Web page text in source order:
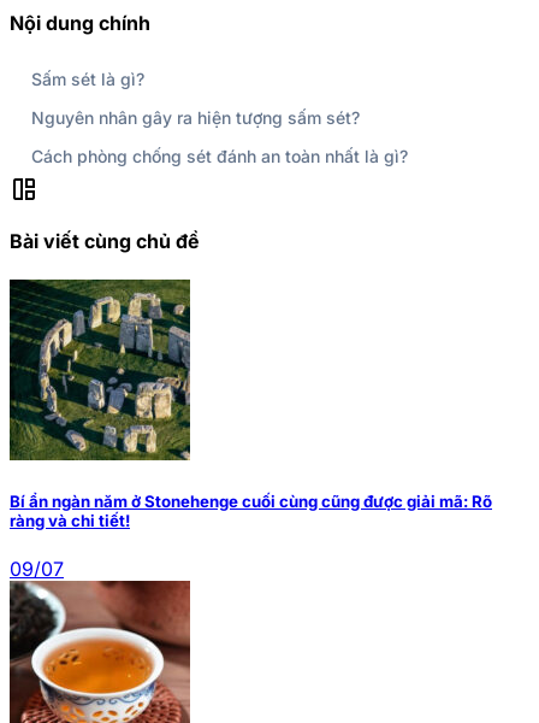
Nội dung chính
Sấm sét là gì?
Nguyên nhân gây ra hiện tượng sấm sét?
Cách phòng chống sét đánh an toàn nhất là gì?
auto_awesome_mosaic
Bài viết cùng chủ đề
Bí ẩn ngàn năm ở Stonehenge cuối cùng cũng được giải mã: Rõ
ràng và chi tiết!
09/07